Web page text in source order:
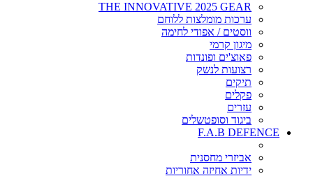
THE INNOVATIVE 2025 GEAR
ערכות מומלצות ללוחם
ווסטים / אפודי לחימה
מיגון קרמי
פאוצ'ים ופונדות
רצועות לנשק
תיקים
פקלים
עזרים
ביגוד וסופטשלים
F.A.B DEFENCE
אביזרי מחסנית
ידיות אחיזה אחוריות